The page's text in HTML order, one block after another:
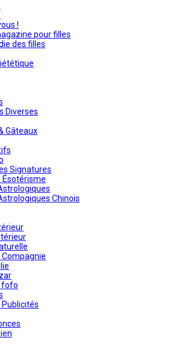
!
pour filles
des filles
Diverses
Gâteaux
Signatures
Chinois
fofo